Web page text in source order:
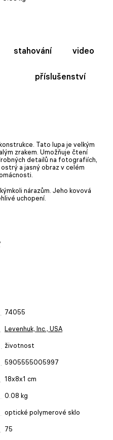
stahování video
příslušenství
Tato lupa je velkým
zrakem. Umožňuje čtení
detailů na fotografiích,
a jasný obraz v celém
nárazům. Jeho kovová
uchopení.
74055
Levenhuk, Inc., USA
životnost
5905555005997
18x8x1 cm
0.08 kg
optické polymerové sklo
75